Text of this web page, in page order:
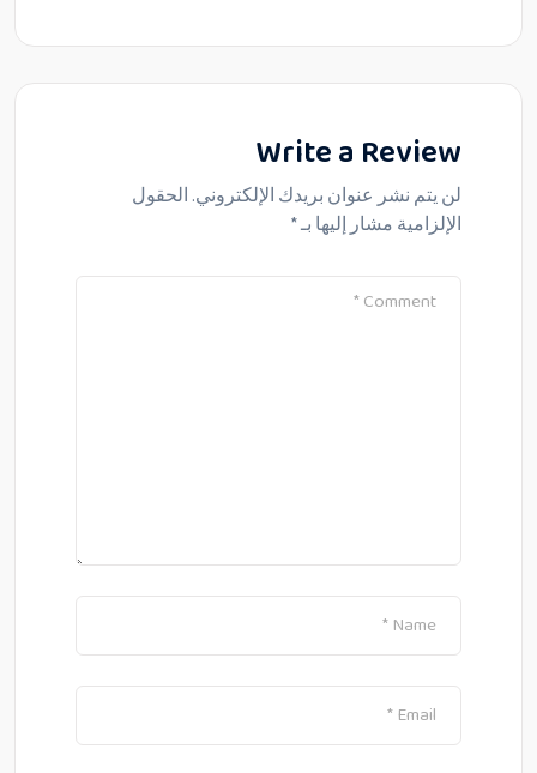
Write a Review
لن يتم نشر عنوان بريدك الإلكتروني. الحقول
الإلزامية مشار إليها بـ*